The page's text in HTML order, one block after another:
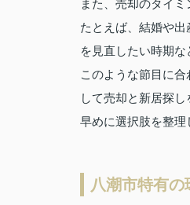
また、売却のタイ
たとえば、結婚や
を見直したい時期
このような節目に
して売却と新居探し
早めに選択肢を整理
八潮市特有